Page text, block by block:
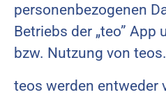
personenbezogenen
Betriebs der „teo” App
bzw. Nutzung von teos.
teos werden entweder